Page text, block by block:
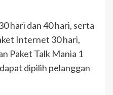
hari dan 40 hari, serta
Internet 30 hari,
Paket Talk Mania 1
dipilih pelanggan